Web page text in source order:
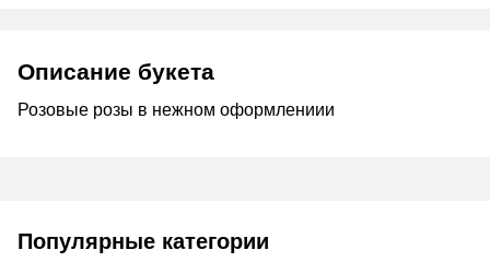
Описание букета
Розовые розы в нежном оформлениии
Популярные категории